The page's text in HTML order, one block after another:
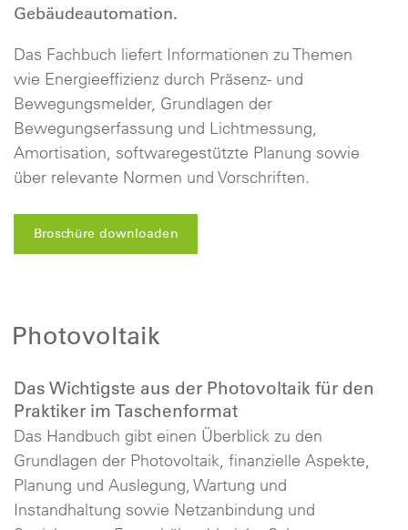
Gebäudeautomation.
Das Fachbuch liefert Informationen zu Themen
wie Energieeffizienz durch Präsenz- und
Bewegungsmelder, Grundlagen der
Bewegungserfassung und Lichtmessung,
Amortisation, softwaregestützte Planung sowie
über relevante Normen und Vorschriften.
Broschüre downloaden
Photovoltaik
Das Wichtigste aus der Photovoltaik für den
Praktiker im Taschenformat
Das Handbuch gibt einen Überblick zu den
Grundlagen der Photovoltaik, finanzielle Aspekte,
Planung und Auslegung, Wartung und
Instandhaltung sowie Netzanbindung und